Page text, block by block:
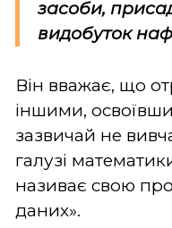
засоби,
видобуток
Він вважає, що
іншими, освоївши
зазвичай не
галузі
називає свою
даних».